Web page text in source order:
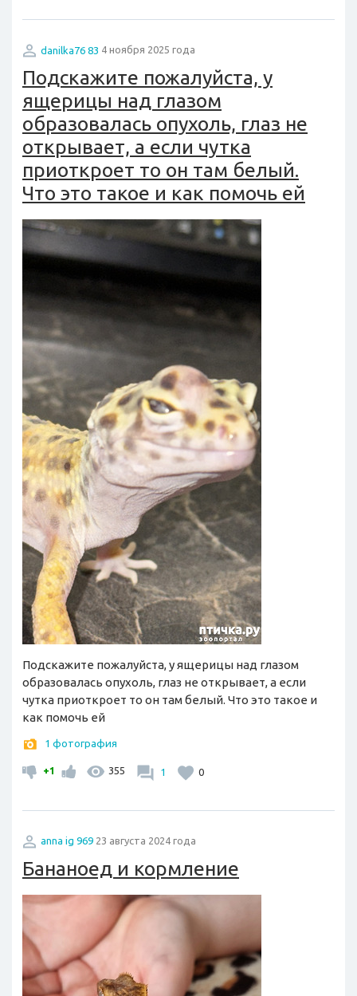
danilka76 83 4 ноября 2025 года
Подскажите пожалуйста, у
ящерицы над глазом
образовалась опухоль, глаз не
открывает, а если чутка
приоткроет то он там белый.
Что это такое и как помочь ей
Подскажите пожалуйста, у ящерицы над глазом
образовалась опухоль, глаз не открывает, а если
чутка приоткроет то он там белый. Что это такое и
как помочь ей
1 фотография
+1 355 1 0
anna ig 969 23 августа 2024 года
Бананоед и кормление